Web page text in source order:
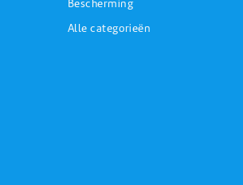
Bescherming
Alle categorieën